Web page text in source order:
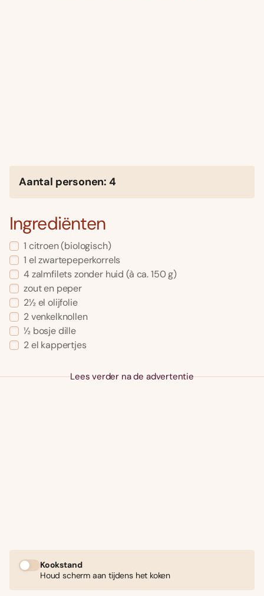
Aantal personen: 4
Ingrediënten
1 citroen (biologisch)
1 el zwartepeperkorrels
4 zalmfilets zonder huid (à ca. 150 g)
zout en peper
2½ el olijfolie
2 venkelknollen
½ bosje dille
2 el kappertjes
Lees verder na de advertentie
Kookstand
Houd scherm aan tijdens het koken